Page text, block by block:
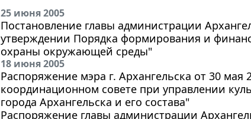
25 июня 2005
Постановление главы администрации
утверждении Порядка формирования и
охраны окружающей среды"
18 июня 2005
Распоряжение мэра г. Архангельска от 30
координационном совете при управлении
города Архангельска и его состава"
Распоряжение главы администрации